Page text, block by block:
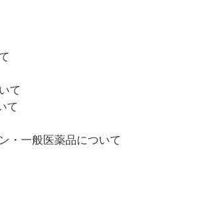
て
て
・一般医薬品について